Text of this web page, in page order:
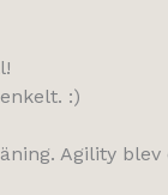
:)
Agility